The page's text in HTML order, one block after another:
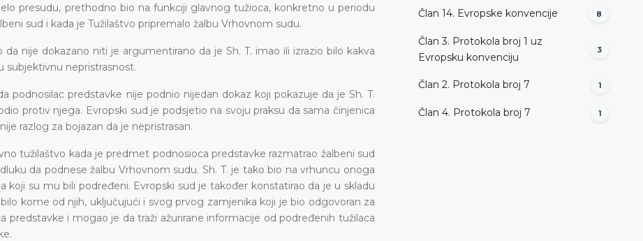
presudu, prethodno bio na funkciji glavnog tužioca, konkretno u periodu
sud i kada je Tužilaštvo pripremalo žalbu Vrhovnom sudu.
nije dokazano niti je argumentirano da je Sh. T. imao ili izrazio bilo kakva
subjektivnu nepristrasnost.
podnosilac predstavke nije podnio nijedan dokaz koji pokazuje da je Sh. T.
protiv njega. Evropski sud je podsjetio na svoju praksu da sama činjenica
razlog za bojazan da je nepristrasan.
tužilaštvo kada je predmet podnosioca predstavke razmatrao žalbeni sud
da podnese žalbu Vrhovnom sudu. Sh. T. je tako bio na vrhuncu onoga
koji su mu bili podređeni. Evropski sud je također konstatirao da je u skladu
kome od njih, uključujući i svog prvog zamjenika koji je bio odgovoran za
predstavke i mogao je da traži ažurirane informacije od podređenih tužilaca
Član 14. Evropske konvencije 8
Član 3. Protokola broj 1 uz
Evropsku konvenciju
3
Član 2. Protokola broj 7 1
Član 4. Protokola broj 7 1